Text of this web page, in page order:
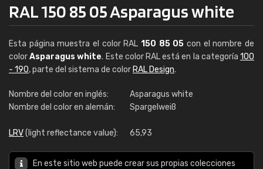
RAL 150 85 05 Asparagus white
Esta página muestra el color RAL 150 85 05 con el nombre de
colorAsparagus white. Este color RAL está en la categoría100
- 190, parte del sistema de color RAL Design.
Nombre del color en inglés:
Asparagus white
Nombre del color en alemán:
Spargelweiß
LRV(light reflectance value): 65,93
En este sitio web puede crear sus propias colecciones